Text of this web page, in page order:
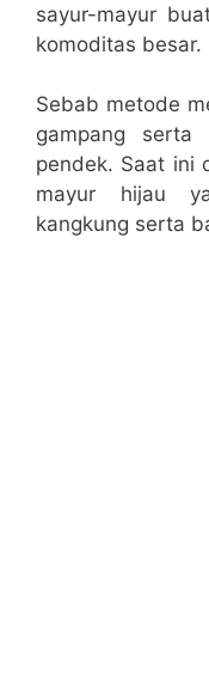
sayur-mayur
komoditas besar.
Sebab metode
gampang
pendek. Saat ini
mayur hijau
kangkung serta